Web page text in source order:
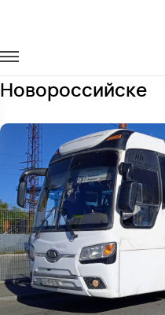
Заказать Kia
Новороссийске